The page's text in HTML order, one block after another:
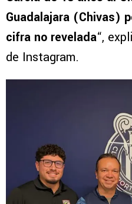
Guadalajara (Chivas)
cifra no revelada“,
de Instagram.